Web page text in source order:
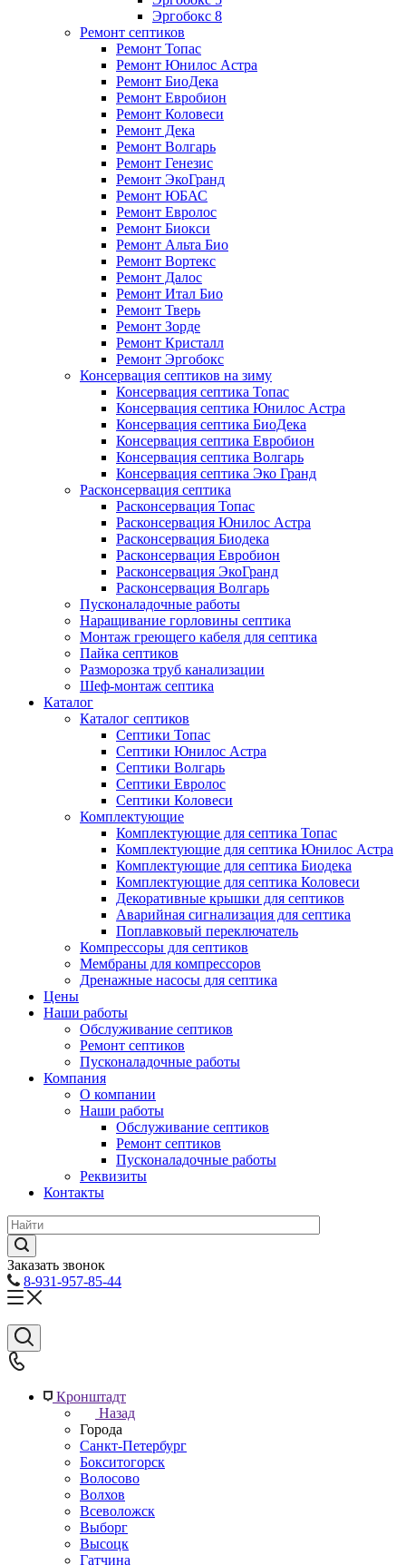
Эргобокс 8
Ремонт септиков
Ремонт Топас
Ремонт Юнилос Астра
Ремонт БиоДека
Ремонт Евробион
Ремонт Коловеси
Ремонт Дека
Ремонт Волгарь
Ремонт Генезис
Ремонт ЭкоГранд
Ремонт ЮБАС
Ремонт Евролос
Ремонт Биокси
Ремонт Альта Био
Ремонт Вортекс
Ремонт Далос
Ремонт Итал Био
Ремонт Тверь
Ремонт Зорде
Ремонт Кристалл
Ремонт Эргобокс
Консервация септиков на зиму
Консервация септика Топас
Консервация септика Юнилос Астра
Консервация септика БиоДека
Консервация септика Евробион
Консервация септика Волгарь
Консервация септика Эко Гранд
Расконсервация септика
Расконсервация Топас
Расконсервация Юнилос Астра
Расконсервация Биодека
Расконсервация Евробион
Расконсервация ЭкоГранд
Расконсервация Волгарь
Пусконаладочные работы
Наращивание горловины септика
Монтаж греющего кабеля для септика
Пайка септиков
Разморозка труб канализации
Шеф-монтаж септика
Каталог
Каталог септиков
Септики Топас
Септики Юнилос Астра
Септики Волгарь
Септики Евролос
Септики Коловеси
Комплектующие
Комплектующие для септика Топас
Комплектующие для септика Юнилос Астра
Комплектующие для септика Биодека
Комплектующие для септика Коловеси
Декоративные крышки для септиков
Аварийная сигнализация для септика
Поплавковый переключатель
Компрессоры для септиков
Мембраны для компрессоров
Дренажные насосы для септика
Цены
Наши работы
Обслуживание септиков
Ремонт септиков
Пусконаладочные работы
Компания
О компании
Наши работы
Обслуживание септиков
Ремонт септиков
Пусконаладочные работы
Реквизиты
Контакты
Заказать звонок
8-931-957-85-44
Кронштадт
Назад
Города
Санкт-Петербург
Бокситогорск
Волосово
Волхов
Всеволожск
Выборг
Высоцк
Гатчина